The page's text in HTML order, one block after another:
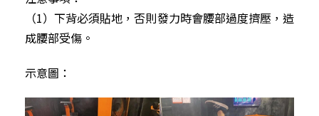
（1）下背必須貼地，否則發力時會腰部過度擠壓，造
成腰部受傷。
示意圖：